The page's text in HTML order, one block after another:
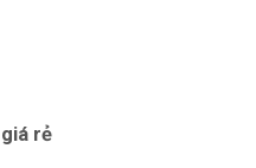
rẻ